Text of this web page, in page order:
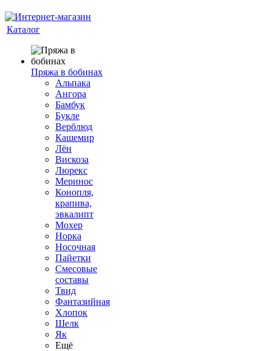
Каталог
Пряжа в бобинах
Альпака
Ангора
Бамбук
Букле
Верблюд
Кашемир
Лён
Вискоза
Люрекс
Меринос
Конопля,
крапива,
эвкалипт
Мохер
Норка
Носочная
Пайетки
Смесовые
составы
Твид
Фантазийная
Хлопок
Шелк
Як
Ещё